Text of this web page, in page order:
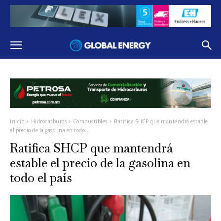
Inicio Hidrocarburos Combustibles
Ratifica SHCP que mantendrá estable
el precio de la gasolina en todo...
Ratifica SHCP que mantendrá
estable el precio de la gasolina en
todo el país